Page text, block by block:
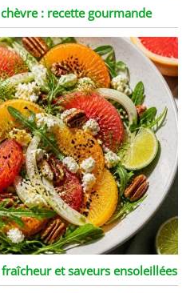
: recette gourmande
et saveurs ensoleillées